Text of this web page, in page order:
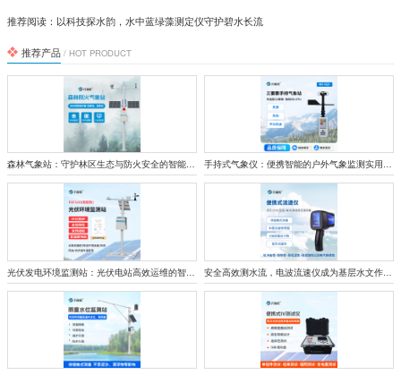
推荐阅读： 以科技探水韵，水中蓝绿藻测定仪守护碧水长流
推荐产品 / HOT PRODUCT
森林气象站：守护林区生态与防火安全的智能监测屏障 手持式气象仪：便携智能的户外气象监测实用设备